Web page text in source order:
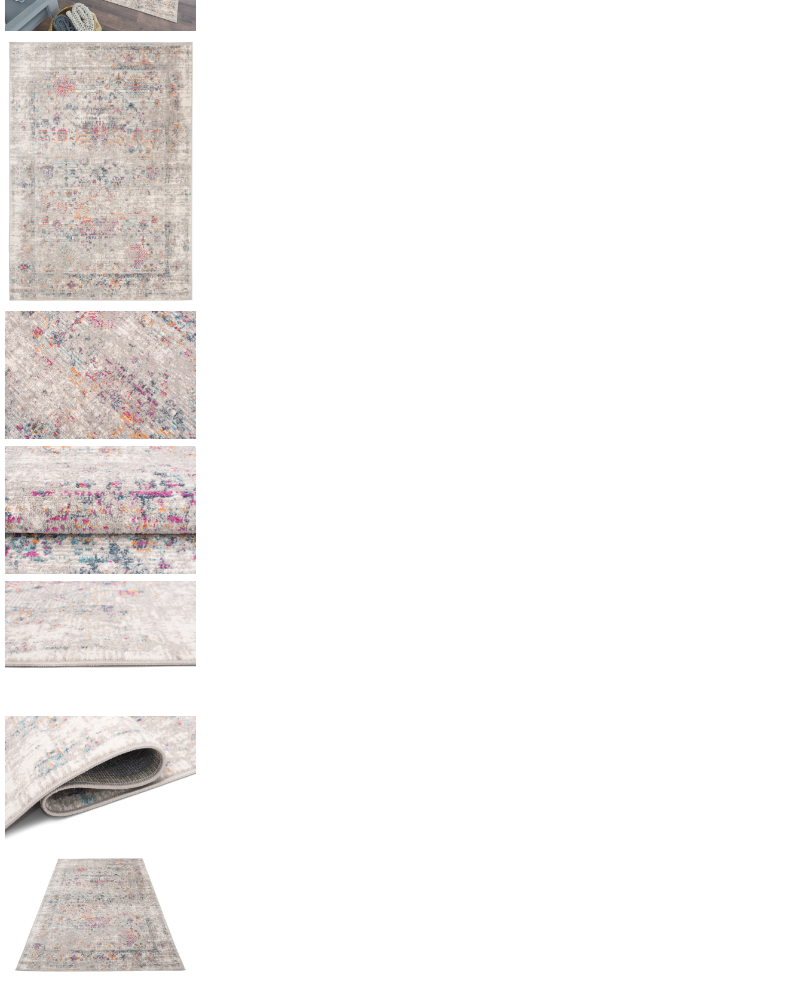
Utilizziamo i cookie per personalizzare contenuti e annunci, per fornire funzionalità dei social media e per analizzare il nostro traffico.
Condividiamo inoltre informazioni su come utilizzi il nostro sito con i nostri partner social, pubblicitari e analitici, i quali possono
combinarle con altre informazioni che hai fornito loro o che hanno raccolto in base al tuo utilizzo dei loro servizi.
I cookie indispensabili sono cruciali per le funzioni di base del sito e il sito non funzionerà come previsto senza di essi. Questi cookie non
memorizzano alcun dato personale identificabile.
Preferenze
I cookie relativi alle preferenze permettono al sito di ricordare informazioni che modificano il modo in cui il sito appare o si comporta, ad
interessanti per i singoli utenti e quindi più preziosi per gli editori e gli inserzionisti di terze parti.
Non classificati